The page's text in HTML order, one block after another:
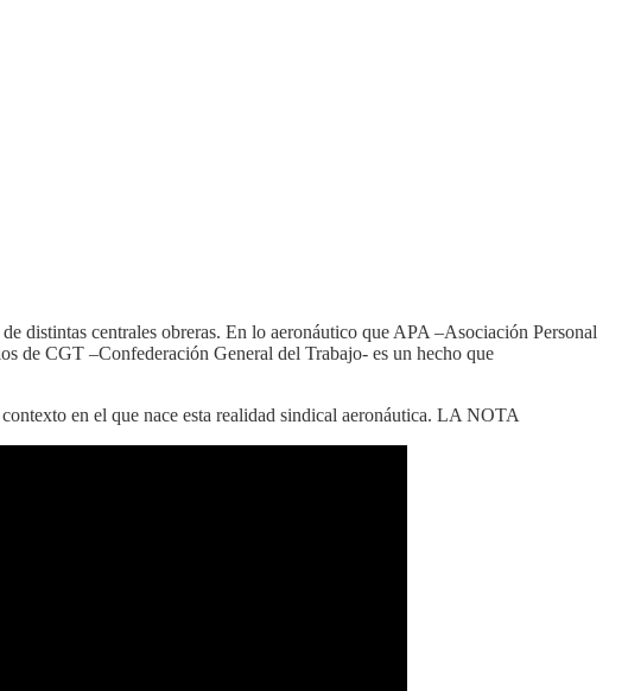
distintas centrales obreras. En lo aeronáutico que APA –Asociación Personal
de CGT –Confederación General del Trabajo- es un hecho que
en el que nace esta realidad sindical aeronáutica. LA NOTA